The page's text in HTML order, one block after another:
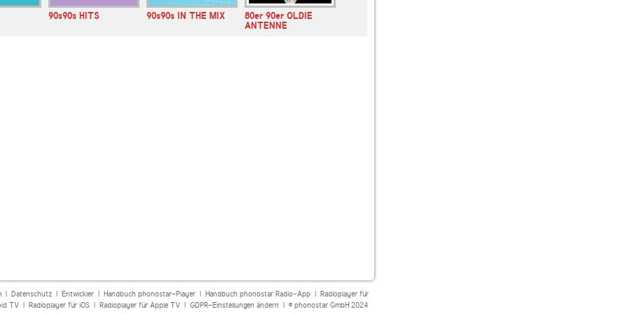
90s90s HITS 90s90s IN THE MIX
80er 90er OLDIE
ANTENNE
| Datenschutz| Entwickler| Handbuch phonostar-Player| Handbuch phonostar Radio-App| Radioplayer für
TV| Radioplayer für iOS| Radioplayer für Apple TV| GDPR-Einstellungen ändern | © phonostar GmbH 2024